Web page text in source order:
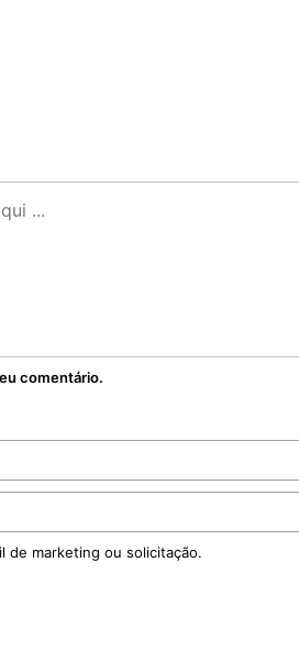
comentário.
de marketing ou solicitação.